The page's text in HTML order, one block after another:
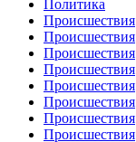
Политика
Происшествия
Происшествия
Происшествия
Происшествия
Происшествия
Происшествия
Происшествия
Происшествия